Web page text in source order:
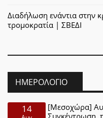
Διαδήλωση ενάντια στην
τρομοκρατία | ΣΒΕΔΙ
ΗΜΕΡΟΛΌΓΙΟ
14
[Μεσοχώρα]
Συγκέντρωση,